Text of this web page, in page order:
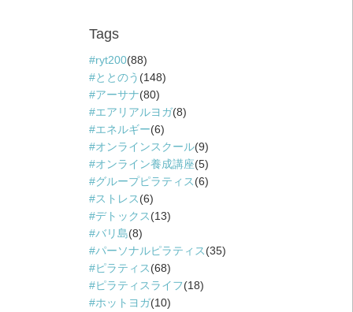
Tags
ryt200(88)
ととのう (148)
アーサナ(80)
エアリアルヨガ(8)
エネルギー(6)
オンラインスクール(9)
オンライン養成講座(5)
グループピラティス(6)
ストレス(6)
デトックス(13)
バリ島(8)
パーソナルピラティス(35)
ピラティス(68)
ピラティスライフ(18)
ホットヨガ(10)